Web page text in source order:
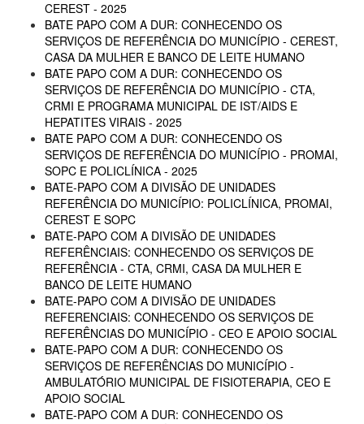
CEREST - 2025
BATE PAPO COM A DUR: CONHECENDO OS
SERVIÇOS DE REFERÊNCIA DO MUNICÍPIO - CEREST,
CASA DA MULHER E BANCO DE LEITE HUMANO
BATE PAPO COM A DUR: CONHECENDO OS
SERVIÇOS DE REFERÊNCIA DO MUNICÍPIO - CTA,
CRMI E PROGRAMA MUNICIPAL DE IST/AIDS E
HEPATITES VIRAIS - 2025
BATE PAPO COM A DUR: CONHECENDO OS
SERVIÇOS DE REFERÊNCIA DO MUNICÍPIO - PROMAI,
SOPC E POLICLÍNICA - 2025
BATE-PAPO COM A DIVISÃO DE UNIDADES
REFERÊNCIA DO MUNICÍPIO: POLICLÍNICA, PROMAI,
CEREST E SOPC
BATE-PAPO COM A DIVISÃO DE UNIDADES
REFERÊNCIAIS: CONHECENDO OS SERVIÇOS DE
REFERÊNCIA - CTA, CRMI, CASA DA MULHER E
BANCO DE LEITE HUMANO
BATE-PAPO COM A DIVISÃO DE UNIDADES
REFERENCIAIS: CONHECENDO OS SERVIÇOS DE
REFERÊNCIAS DO MUNICÍPIO - CEO E APOIO SOCIAL
BATE-PAPO COM A DUR: CONHECENDO OS
SERVIÇOS DE REFERÊNCIAS DO MUNICÍPIO -
AMBULATÓRIO MUNICIPAL DE FISIOTERAPIA, CEO E
APOIO SOCIAL
BATE-PAPO COM A DUR: CONHECENDO OS